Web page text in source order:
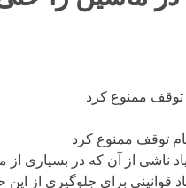
توقف ممنوع کرد
ناشی از آن که در بسیاری از
برای جلوگیری از این